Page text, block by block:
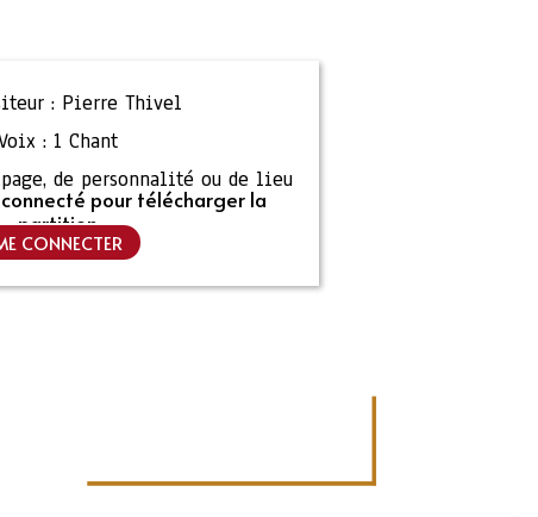
: Pierre Thivel
: 1 Chant
de personnalité ou de lieu
pour télécharger la
partition
CONNECTER